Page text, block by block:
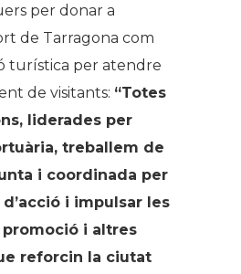
per donar a
de Tarragona com
turística per atendre
de visitants: “Totes
liderades per
treballem de
i coordinada per
i impulsar les
i altres
reforcin la ciutat